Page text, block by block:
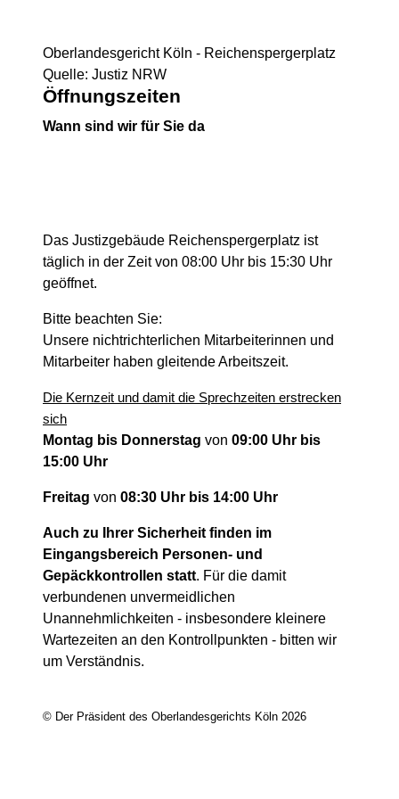
Oberlandesgericht Köln - Reichenspergerplatz
Quelle: Justiz NRW
Öffnungszeiten
Wann sind wir für Sie da
Das Justizgebäude Reichenspergerplatz ist
täglich in der Zeit von 08:00 Uhr bis 15:30 Uhr
geöffnet.
Bitte beachten Sie:
Unsere nichtrichterlichen Mitarbeiterinnen und
Mitarbeiter haben gleitende Arbeitszeit.
Die Kernzeit und damit die Sprechzeiten erstrecken
sich
Montag bis Donnerstag von 09:00 Uhr bis
15:00 Uhr
Freitag von 08:30 Uhr bis 14:00 Uhr
Auch zu Ihrer Sicherheit finden im
Eingangsbereich Personen- und
Gepäckkontrollen statt. Für die damit
verbundenen unvermeidlichen
Unannehmlichkeiten - insbesondere kleinere
Wartezeiten an den Kontrollpunkten - bitten wir
um Verständnis.
© Der Präsident des Oberlandesgerichts Köln 2026